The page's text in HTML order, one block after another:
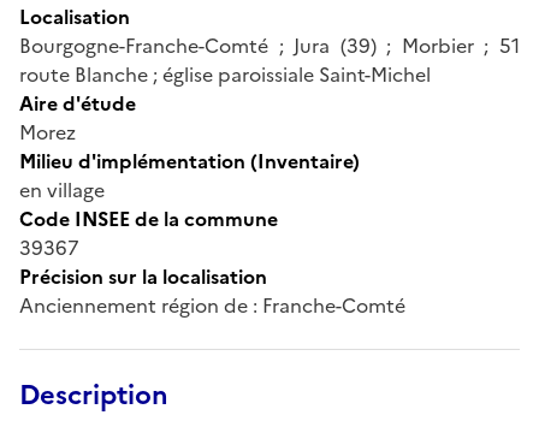
Localisation
Bourgogne-Franche-Comté ; Jura (39) ; Morbier ; 51
route Blanche ; église paroissiale Saint-Michel
Aire d'étude
Morez
Milieu d'implémentation (Inventaire)
en village
Code INSEE de la commune
39367
Précision sur la localisation
Anciennement région de : Franche-Comté
Description